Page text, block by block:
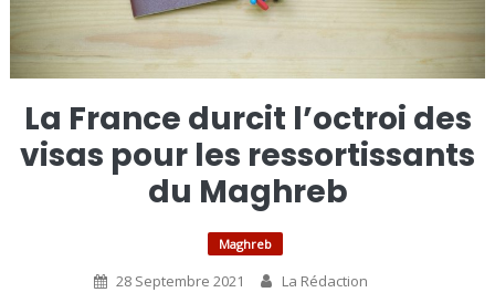
La France durcit l’octroi des
visas pour les ressortissants
du Maghreb
Maghreb
28 Septembre 2021 La Rédaction